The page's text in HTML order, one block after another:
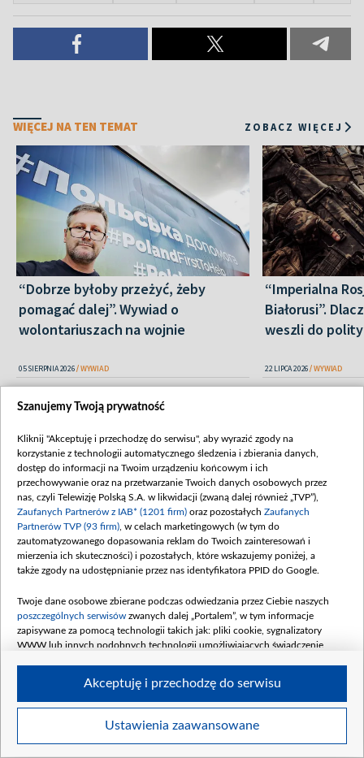
WIĘCEJ NA TEN TEMAT ZOBACZ WIĘCEJ
“Dobrze byłoby przeżyć, żeby
pomagać dalej”. Wywiad o
wolontariuszach na wojnie
05 SIERPNIA 2026 WYWIAD
“Imperialna
Białorusi”.
weszli do
22 LIPCA 2026 WYWIAD
Dziennikarskie śledztwo: Moskwa
ukrywała śmierć ważnego generała
w zamachu
06 SIERPNIA 2026 WIADOMOŚCI
Duński
kryzysem
06 SIERPNIA 2026 POLITYKA
Szanujemy Twoją prywatność
Kliknij "Akceptuję i przechodzę do serwisu", aby wyrazić zgody na
korzystanie z technologii automatycznego śledzenia i zbierania danych,
dostęp do informacji na Twoim urządzeniu końcowym i ich
przechowywanie oraz na przetwarzanie Twoich danych osobowych przez
nas, czyli Telewizję Polską S.A. w likwidacji (zwaną dalej również „TVP”),
Zaufanych Partnerów z IAB* (1201 firm) oraz pozostałych Zaufanych
Partnerów TVP (93 firm) , w celach marketingowych (w tym do
zautomatyzowanego dopasowania reklam do Twoich zainteresowań i
mierzenia ich skuteczności) i pozostałych, które wskazujemy poniżej, a
także zgody na udostępnianie przez nas identyfikatora PPID do Google.
Twoje dane osobowe zbierane podczas odwiedzania przez Ciebie naszych
poszczególnych serwisów zwanych dalej „Portalem”, w tym informacje
zapisywane za pomocą technologii takich jak: pliki cookie, sygnalizatory
WWW lub innych podobnych technologii umożliwiających świadczenie
Twoje dane osobowe zbierane podczas odwiedzania przez Ciebie
Ustawienia zaawansowane
Akceptuję i przechodzę do serwisu